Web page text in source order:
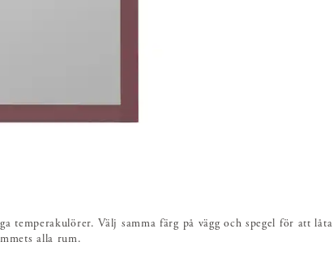
temperakulörer. Välj samma färg på vägg och spegel för att låta
alla rum.